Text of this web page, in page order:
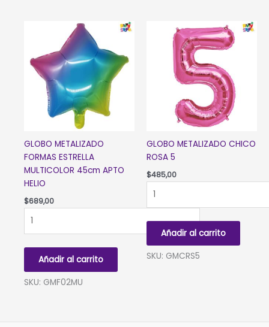
cantidad
GLOBO METALIZADO
FORMAS ESTRELLA
MULTICOLOR 45cm APTO
HELIO
$689,00
METALIZADO
ESTRELLA
MULTICOLOR
45cm
Añadir al carrito
SKU: GMF02MU
GLOBO METALIZADO CHICO
ROSA 5
$485,00
METALIZADO
cantidad
Añadir al carrito
SKU: GMCRS5